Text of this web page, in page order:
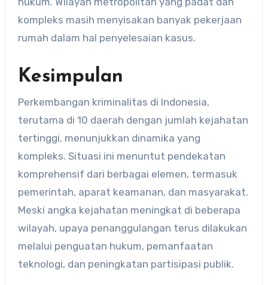
kompleks masih menyisakan banyak pekerjaan
rumah dalam hal penyelesaian kasus.
Kesimpulan
Perkembangan kriminalitas di Indonesia,
terutama di 10 daerah dengan jumlah kejahatan
tertinggi, menunjukkan dinamika yang
kompleks. Situasi ini menuntut pendekatan
komprehensif dari berbagai elemen, termasuk
pemerintah, aparat keamanan, dan masyarakat.
Meski angka kejahatan meningkat di beberapa
wilayah, upaya penanggulangan terus dilakukan
melalui penguatan hukum, pemanfaatan
teknologi, dan peningkatan partisipasi publik.